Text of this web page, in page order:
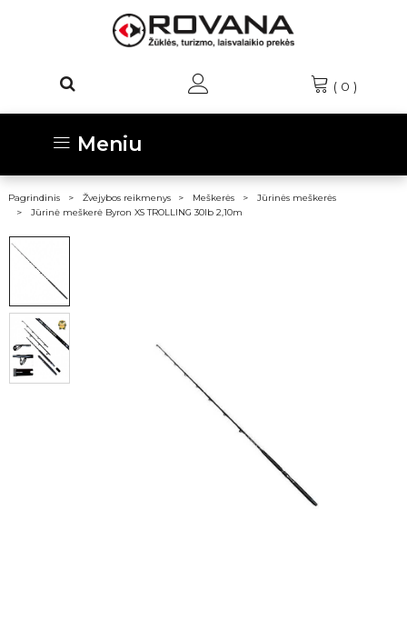
( 0 )
Meniu
Pagrindinis Žvejybos reikmenys Meškerės
Jūrinės meškerės
Jūrinė meškerė Byron XS TROLLING 30lb 2,10m